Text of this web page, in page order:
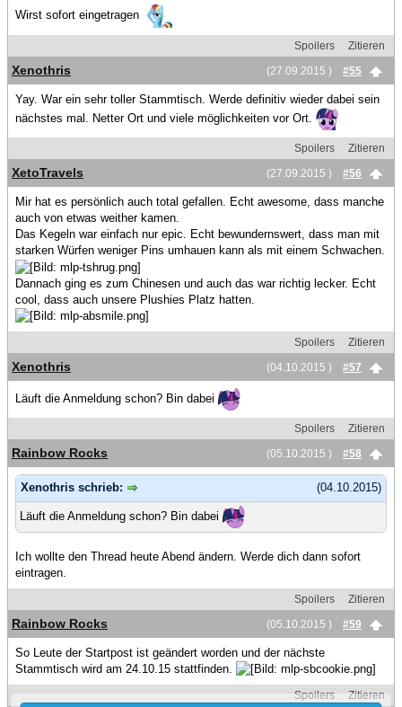
Wirst sofort eingetragen
Spoilers
Zitieren
(27.09.2015 )
#55
Xenothris
Yay. War ein sehr toller Stammtisch. Werde definitiv wieder dabei sein
nächstes mal. Netter Ort und viele möglichkeiten vor Ort.
Spoilers
Zitieren
(27.09.2015 )
#56
XetoTravels
Mir hat es persönlich auch total gefallen. Echt awesome, dass manche
auch von etwas weither kamen.
Das Kegeln war einfach nur epic. Echt bewundernswert, dass man mit
starken Würfen weniger Pins umhauen kann als mit einem Schwachen.
Dannach ging es zum Chinesen und auch das war richtig lecker. Echt
cool, dass auch unsere Plushies Platz hatten.
Spoilers
Zitieren
(04.10.2015 )
#57
Xenothris
Läuft die Anmeldung schon? Bin dabei
Spoilers
Zitieren
(05.10.2015 )
#58
Rainbow Rocks
(04.10.2015)
Xenothris schrieb:
Läuft die Anmeldung schon? Bin dabei
Ich wollte den Thread heute Abend ändern. Werde dich dann sofort
eintragen.
Spoilers
Zitieren
(05.10.2015 )
#59
Rainbow Rocks
So Leute der Startpost ist geändert worden und der nächste
Stammtisch wird am 24.10.15 stattfinden.
Spoilers Zitieren